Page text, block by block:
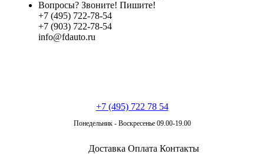
Вопросы? Звоните! Пишите!
+7 (495) 722-78-54
+7 (903) 722-78-54
info@fdauto.ru
+7 (495) 722 78 54
Понедельник - Воскресенье 09.00-19.00
Доставка Оплата Контакты